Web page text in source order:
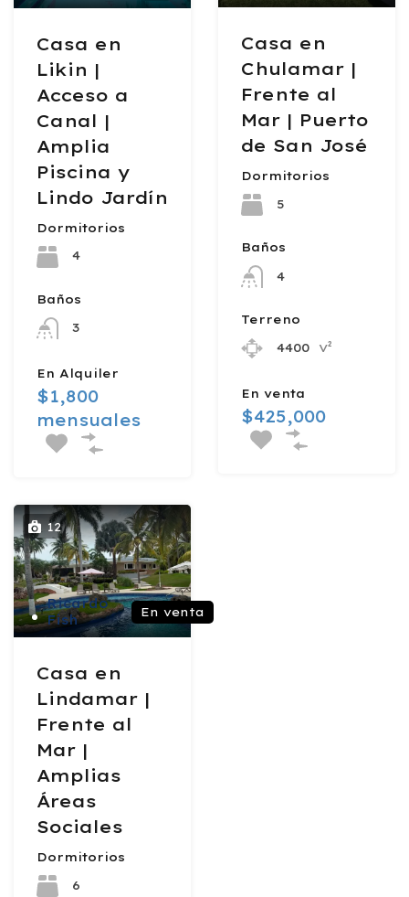
Casa en
Likin |
Acceso a
Canal |
Amplia
Piscina y
Lindo Jardín
Dormitorios
4
Baños
3
En Alquiler
$1,800
mensuales
Casa en
Chulamar |
Frente al
Mar | Puerto
de San José
Dormitorios
5
Baños
4
Terreno
4400
v²
En venta
$425,000
12
Ricardo
Fish
En venta
Casa en
Lindamar |
Frente al
Mar |
Amplias
Áreas
Sociales
Dormitorios
6